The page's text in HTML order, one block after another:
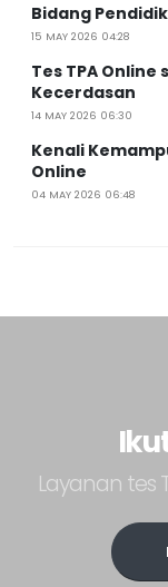
Bidang
15 MAY 2026 04:28
Tes TPA
Kecerdasan
14 MAY 2026 06:30
Kenali
Online
04 MAY 2026 06:48
Layanan tes